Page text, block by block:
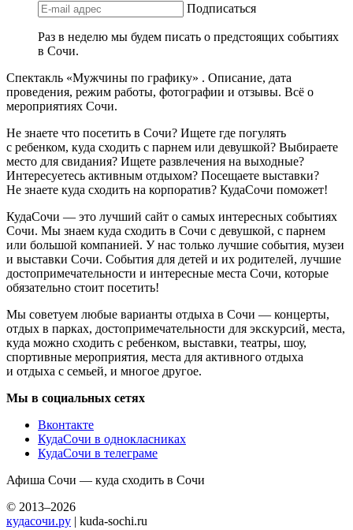
Подписаться
Раз в неделю мы будем писать о предстоящих событиях
в Сочи.
Спектакль «Мужчины по графику» . Описание, дата
проведения, режим работы, фотографии и отзывы. Всё о
мероприятиях Сочи.
Не знаете что посетить в Сочи? Ищете где погулять
с ребенком, куда сходить с парнем или девушкой? Выбираете
место для свидания? Ищете развлечения на выходные?
Интересуетесь активным отдыхом? Посещаете выставки?
Не знаете куда сходить на корпоратив? КудаСочи поможет!
КудаСочи — это лучший сайт о самых интересных событиях
Сочи. Мы знаем куда сходить в Сочи с девушкой, с парнем
или большой компанией. У нас только лучшие события, музеи
и выставки Сочи. События для детей и их родителей, лучшие
достопримечательности и интересные места Сочи, которые
обязательно стоит посетить!
Мы советуем любые варианты отдыха в Сочи — концерты,
отдых в парках, достопримечательности для экскурсий, места,
куда можно сходить с ребенком, выставки, театры, шоу,
спортивные мероприятия, места для активного отдыха
и отдыха с семьей, и многое другое.
Мы в социальных сетях
Вконтакте
КудаСочи в однокласниках
КудаСочи в телеграме
Афиша Сочи — куда сходить в Сочи
© 2013–2026
кудасочи.ру | kuda-sochi.ru